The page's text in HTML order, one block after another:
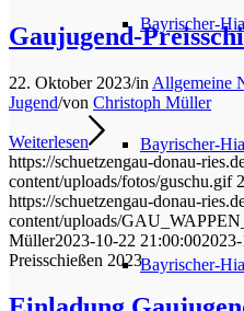
Bayrischer-
Bayrischer-
Bayrischer-
Gaujugend-
22. Oktober 2023/in Allgemeine
Jugend/von Christoph Müller
Weiterlesen
https://schuetzengau-donau-
content/uploads/fotos/guschu.gif
https://schuetzengau-donau-
content/uploads/
Müller2023-10-22 21:00:00
Preisschießen 2023